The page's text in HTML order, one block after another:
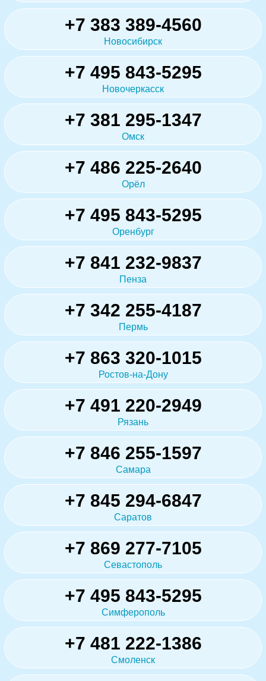
+7 383 389-4560
Новосибирск
+7 495 843-5295
Новочеркасск
+7 381 295-1347
Омск
+7 486 225-2640
Орёл
+7 495 843-5295
Оренбург
+7 841 232-9837
Пенза
+7 342 255-4187
Пермь
+7 863 320-1015
Ростов-на-Дону
+7 491 220-2949
Рязань
+7 846 255-1597
Самара
+7 845 294-6847
Саратов
+7 869 277-7105
Севастополь
+7 495 843-5295
Симферополь
+7 481 222-1386
Смоленск